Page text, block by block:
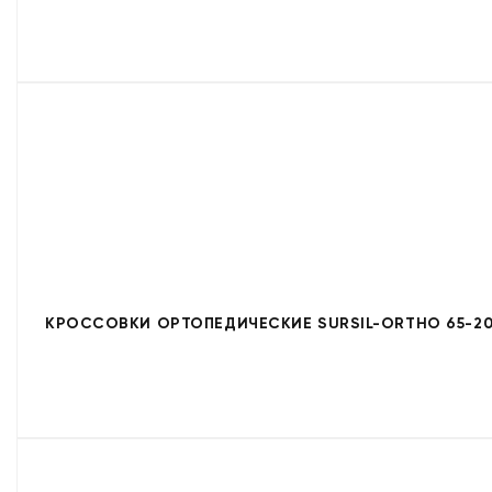
КРОССОВКИ ОРТОПЕДИЧЕСКИЕ SURSIL-ORTHO 65-